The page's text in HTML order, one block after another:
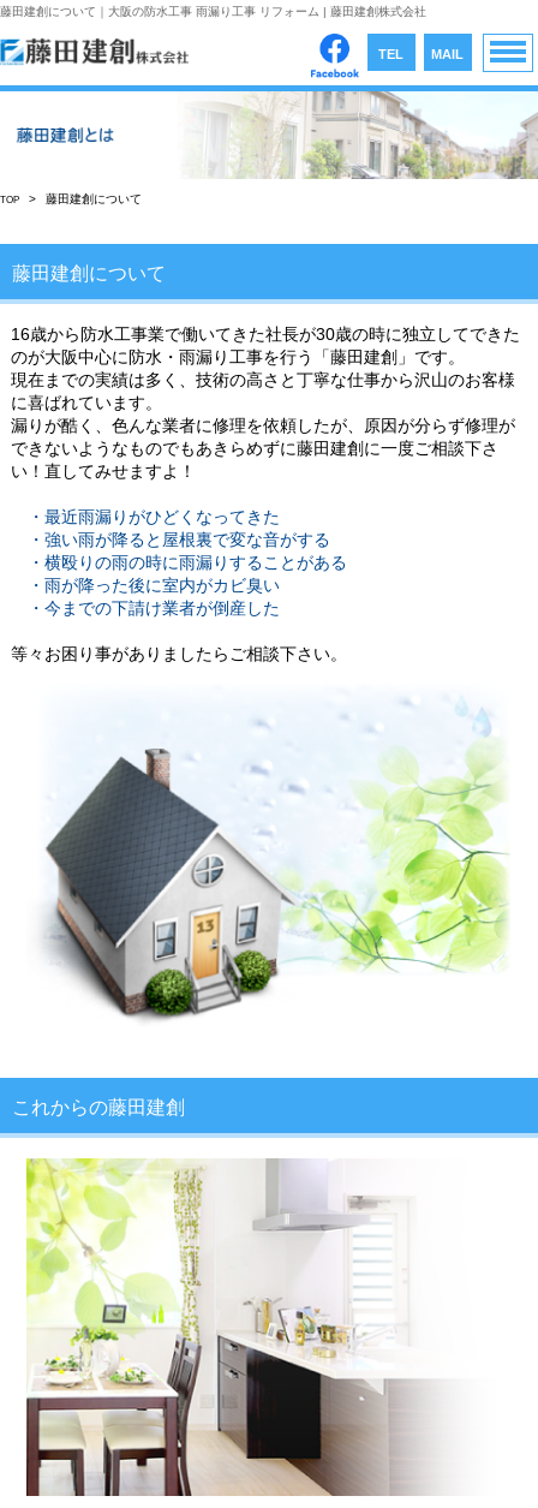
藤田建創について｜大阪の防水工事 雨漏り工事 リフォーム | 藤田建創株式会社
MENU
TEL MAIL
TOP > 藤田建創について
藤田建創について
16歳から防水工事業で働いてきた社長が30歳の時に独立してできた
のが大阪中心に防水・雨漏り工事を行う「藤田建創」です。
現在までの実績は多く、技術の高さと丁寧な仕事から沢山のお客様
に喜ばれています。
漏りが酷く、色んな業者に修理を依頼したが、原因が分らず修理が
できないようなものでもあきらめずに藤田建創に一度ご相談下さ
い！直してみせますよ！
・最近雨漏りがひどくなってきた
・強い雨が降ると屋根裏で変な音がする
・横殴りの雨の時に雨漏りすることがある
・雨が降った後に室内がカビ臭い
・今までの下請け業者が倒産した
等々お困り事がありましたらご相談下さい。
これからの藤田建創